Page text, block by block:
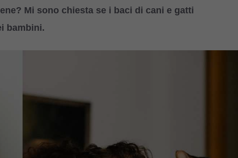
Mi sono chiesta se i baci di cani e gatti
bambini.